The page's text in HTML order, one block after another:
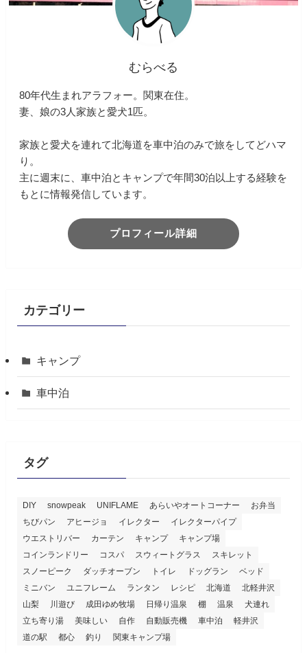
むらべる
80年代生まれアラフォー。関東在住。
妻、娘の3人家族と愛犬1匹。
家族と愛犬を連れて北海道を車中泊のみで旅をしてどハマ
り。
主に週末に、車中泊とキャンプで年間30泊以上する経験を
もとに情報発信しています。
プロフィール詳細
カテゴリー
キャンプ
車中泊
タグ
DIY snowpeak UNIFLAME あらいやオートコーナー
お弁当
ちびパン
アヒージョ イレクター
イレクターパイプ
ウエストリバー
カーテン キャンプ
キャンプ場
コインランドリー
コスパ スウィートグラス
スキレット
スノーピーク
ダッチオーブン トイレ ドッグラン
ベッド
ミニバン
ユニフレーム ランタン レシピ 北海道
北軽井沢
山梨
川遊び 成田ゆめ牧場 日帰り温泉 棚 温泉
犬連れ
立ち寄り湯
美味しい 自作 自動販売機 車中泊
軽井沢
道の駅
都心 釣り 関東キャンプ場